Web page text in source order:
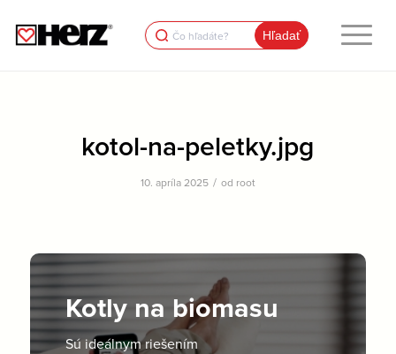
Search
for:
kotol-na-peletky.jpg
10. apríla 2025 / od root
Kotly na biomasu
Sú ideálnym riešením